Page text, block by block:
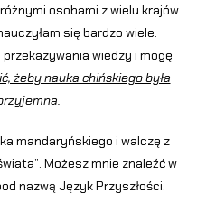
osobami z wielu krajów
się bardzo wiele.
wiedzy i mogę
żeby nauka chińskiego była
mandaryńskiego i walczę z
Możesz mnie znaleźć w
nazwą Język Przyszłości.